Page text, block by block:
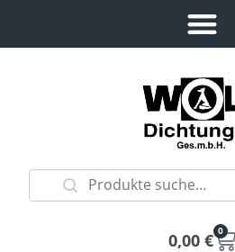
0,00 € 0